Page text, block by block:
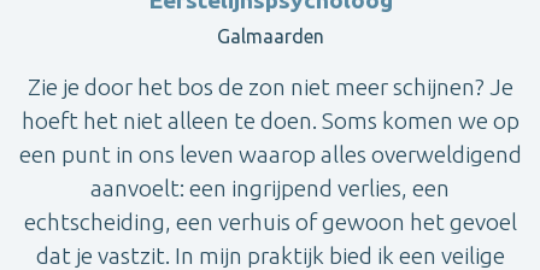
Galmaarden
Zie je door het bos de zon niet meer schijnen? Je
hoeft het niet alleen te doen. Soms komen we op
een punt in ons leven waarop alles overweldigend
aanvoelt: een ingrijpend verlies, een
echtscheiding, een verhuis of gewoon het gevoel
dat je vastzit. In mijn praktijk bied ik een veilige